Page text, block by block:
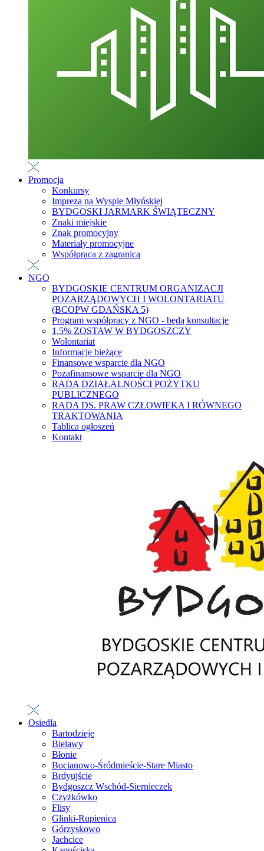
Promocja
Konkursy
Impreza na Wyspie Młyńskiej
BYDGOSKI JARMARK ŚWIĄTECZNY
Znaki miejskie
Znak promocyjny
Materiały promocyjne
Współpraca z zagranicą
NGO
BYDGOSKIE CENTRUM ORGANIZACJI
POZARZĄDOWYCH I WOLONTARIATU
(BCOPW GDAŃSKA 5)
Program współpracy z NGO - będą konsultacje
1,5% ZOSTAW W BYDGOSZCZY
Wolontariat
Informacje bieżące
Finansowe wsparcie dla NGO
Pozafinansowe wsparcie dla NGO
RADA DZIAŁALNOŚCI POŻYTKU
PUBLICZNEGO
RADA DS. PRAW CZŁOWIEKA I RÓWNEGO
TRAKTOWANIA
Tablica ogłoszeń
Kontakt
Osiedla
Bartodzieje
Bielawy
Błonie
Bocianowo-Śródmieście-Stare Miasto
Brdyujście
Bydgoszcz Wschód-Siernieczek
Czyżkówko
Flisy
Glinki-Rupienica
Górzyskowo
Jachcice